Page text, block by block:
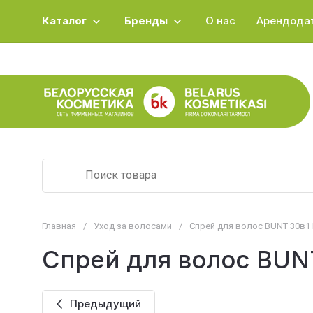
Каталог Бренды О нас
Главная / Уход за волосами / Спрей для волос BUNT
Спрей для волос
Предыдущий